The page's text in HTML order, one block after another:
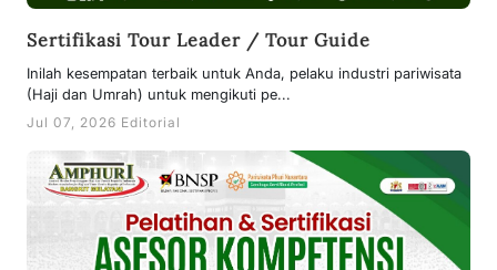
Sertifikasi Tour Leader / Tour Guide
Inilah kesempatan terbaik untuk Anda, pelaku industri pariwisata
(Haji dan Umrah) untuk mengikuti pe...
Jul 07, 2026 Editorial